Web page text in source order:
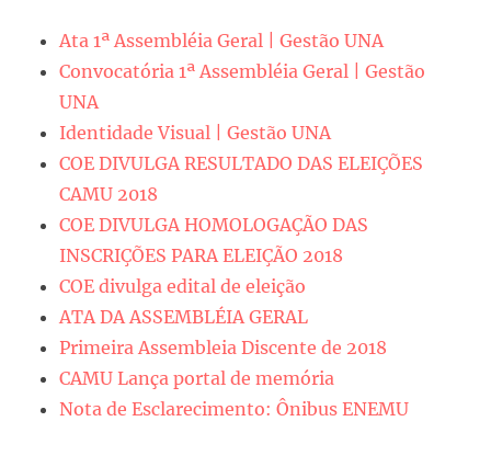
Ata 1ª Assembléia Geral | Gestão UNA
Convocatória 1ª Assembléia Geral | Gestão
UNA
Identidade Visual | Gestão UNA
COE DIVULGA RESULTADO DAS ELEIÇÕES
CAMU 2018
COE DIVULGA HOMOLOGAÇÃO DAS
INSCRIÇÕES PARA ELEIÇÃO 2018
COE divulga edital de eleição
ATA DA ASSEMBLÉIA GERAL
Primeira Assembleia Discente de 2018
CAMU Lança portal de memória
Nota de Esclarecimento: Ônibus ENEMU